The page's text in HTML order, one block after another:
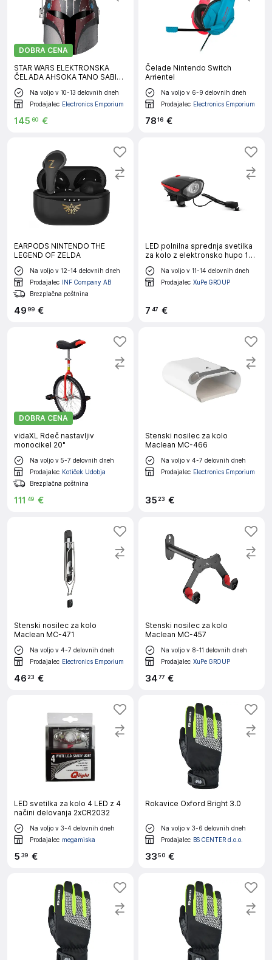
DOBRA CENA
STAR WARS ELEKTRONSKA
ČELADA AHSOKA TANO SABINE
WREN BLACK SERIES
Na voljo v 10-13 delovnih dneh
Prodajalec Electronics Emporium
145 60 €
Čelade Nintendo Switch
Arrientel
Na voljo v 6-9 delovnih dneh
Prodajalec Electronics Emporium
7816 €
EARPODS NINTENDO THE
LEGEND OF ZELDA
Na voljo v 12-14 delovnih dneh
Prodajalec INF Company AB
Brezplačna poštnina
4999 €
LED polnilna sprednja svetilka
za kolo z elektronsko hupo 120
Na voljo v 11-14 delovnih dneh
Prodajalec XuPe GROUP
7 47 €
DOBRA CENA
vidaXL Rdeč nastavljiv
monocikel 20"
Na voljo v 5-7 delovnih dneh
Prodajalec Kotiček Udobja
Brezplačna poštnina
111 49 €
Stenski nosilec za kolo
Maclean MC-466
Na voljo v 4-7 delovnih dneh
Prodajalec Electronics Emporium
35 23 €
Stenski nosilec za kolo
Maclean MC-471
Na voljo v 4-7 delovnih dneh
Prodajalec Electronics Emporium
46 23 €
Stenski nosilec za kolo
Maclean MC-457
Na voljo v 8-11 delovnih dneh
Prodajalec XuPe GROUP
3477 €
LED svetilka za kolo 4 LED z 4
načini delovanja 2xCR2032
Na voljo v 3-4 delovnih dneh
Prodajalec megamiska
5 39 €
Rokavice Oxford Bright 3.0
Na voljo v 3-6 delovnih dneh
Prodajalec BS CENTER d.o.o.
3350 €